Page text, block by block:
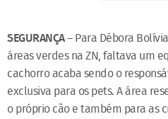
SEGURANÇA– Para Débora
áreas verdes na ZN, faltava um
cachorro acaba sendo o
exclusiva para os pets. A área
o próprio cão e também para as